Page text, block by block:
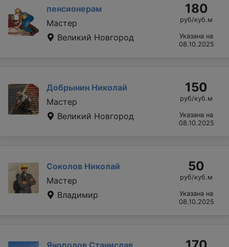
пенсионерам
Мастер
Великий Новгород
180
руб/куб.м
Указана на
08.10.2025
Добрынин Николай
Мастер
Великий Новгород
150
руб/куб.м
Указана на
08.10.2025
Соколов Николай
Мастер
Владимир
50
руб/куб.м
Указана на
08.10.2025
Янополов Станислав